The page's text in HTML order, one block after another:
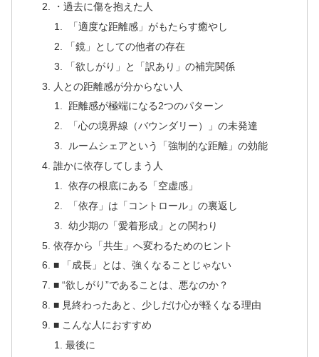
・過去に傷を抱えた人
「適度な距離感」がもたらす癒やし
「鏡」としての他者の存在
「欲しがり」と「訳あり」の補完関係
人との距離感が分からない人
距離感が極端になる2つのパターン
「心の境界線（バウンダリー）」の未発達
ルームシェアという「強制的な距離」の効能
誰かに依存してしまう人
依存の根底にある「空虚感」
「依存」は「コントロール」の裏返し
幼少期の「愛着形成」との関わり
依存から「共生」へ変わるためのヒント
■ 「成長」とは、強くなることじゃない
■ “欲しがり”であることは、悪なのか？
■ 見終わったあと、少しだけ心が軽くなる理由
■ こんな人におすすめ
最後に